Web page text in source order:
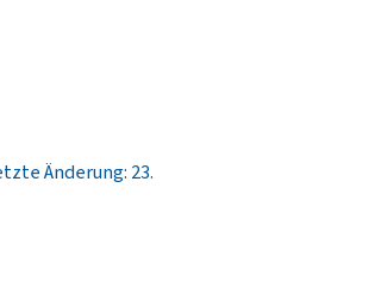
Änderung: 23.